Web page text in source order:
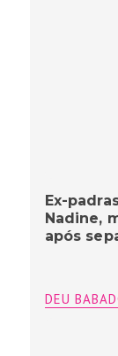
Ex-
Nadine,
após
DEU